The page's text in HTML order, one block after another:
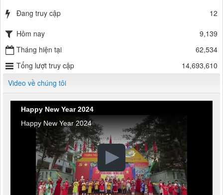
Đang truy cập 12
Hôm nay
9,139
Tháng hiện tại
62,534
Tổng lượt truy cập
14,693,610
Video về chúng tôi
Happy New Year 2024
Happy New Year 2024